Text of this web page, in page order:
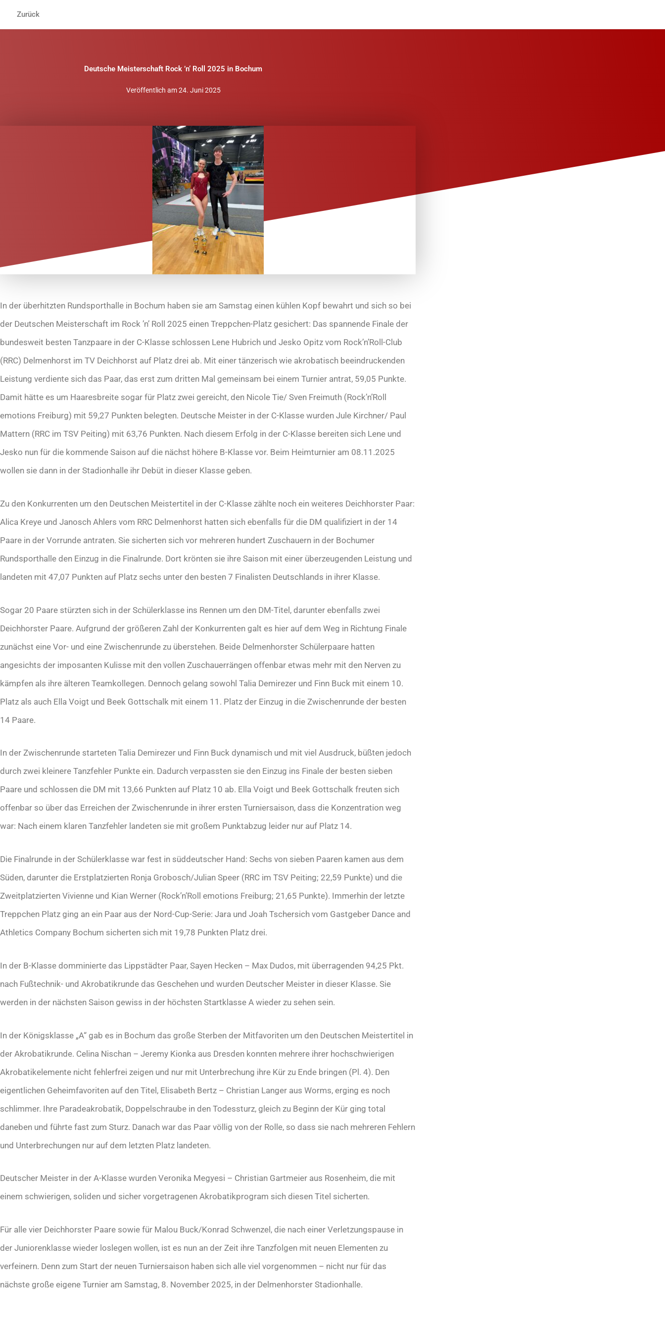
Inhalt
springen
Zurück
Deutsche Meisterschaft Rock ’n‘ Roll 2025 in Bochum
Veröffentlich am24. Juni 2025
In der überhitzten Rundsporthalle in Bochum haben sie am Samstag einen kühlen Kopf bewahrt und sich so bei
der Deutschen Meisterschaft im Rock ’n’ Roll 2025 einen Treppchen-Platz gesichert: Das spannende Finale der
bundesweit besten Tanzpaare in der C-Klasse schlossen Lene Hubrich und Jesko Opitz vom Rock’n’Roll-Club
(RRC) Delmenhorst im TV Deichhorst auf Platz drei ab. Mit einer tänzerisch wie akrobatisch beeindruckenden
Leistung verdiente sich das Paar, das erst zum dritten Mal gemeinsam bei einem Turnier antrat, 59,05 Punkte.
Damit hätte es um Haaresbreite sogar für Platz zwei gereicht, den Nicole Tie/ Sven Freimuth (Rock’n’Roll
emotions Freiburg) mit 59,27 Punkten belegten. Deutsche Meister in der C-Klasse wurden Jule Kirchner/ Paul
Mattern (RRC im TSV Peiting) mit 63,76 Punkten. Nach diesem Erfolg in der C-Klasse bereiten sich Lene und
Jesko nun für die kommende Saison auf die nächst höhere B-Klasse vor. Beim Heimturnier am 08.11.2025
wollen sie dann in der Stadionhalle ihr Debüt in dieser Klasse geben.
Zu den Konkurrenten um den Deutschen Meistertitel in der C-Klasse zählte noch ein weiteres Deichhorster Paar:
Alica Kreye und Janosch Ahlers vom RRC Delmenhorst hatten sich ebenfalls für die DM qualifiziert in der 14
Paare in der Vorrunde antraten. Sie sicherten sich vor mehreren hundert Zuschauern in der Bochumer
Rundsporthalle den Einzug in die Finalrunde. Dort krönten sie ihre Saison mit einer überzeugenden Leistung und
landeten mit 47,07 Punkten auf Platz sechs unter den besten 7 Finalisten Deutschlands in ihrer Klasse.
Sogar 20 Paare stürzten sich in der Schülerklasse ins Rennen um den DM-Titel, darunter ebenfalls zwei
Deichhorster Paare. Aufgrund der größeren Zahl der Konkurrenten galt es hier auf dem Weg in Richtung Finale
zunächst eine Vor- und eine Zwischenrunde zu überstehen. Beide Delmenhorster Schülerpaare hatten
angesichts der imposanten Kulisse mit den vollen Zuschauerrängen offenbar etwas mehr mit den Nerven zu
kämpfen als ihre älteren Teamkollegen. Dennoch gelang sowohl Talia Demirezer und Finn Buck mit einem 10.
Platz als auch Ella Voigt und Beek Gottschalk mit einem 11. Platz der Einzug in die Zwischenrunde der besten
14 Paare.
In der Zwischenrunde starteten Talia Demirezer und Finn Buck dynamisch und mit viel Ausdruck, büßten jedoch
durch zwei kleinere Tanzfehler Punkte ein. Dadurch verpassten sie den Einzug ins Finale der besten sieben
Paare und schlossen die DM mit 13,66 Punkten auf Platz 10 ab. Ella Voigt und Beek Gottschalk freuten sich
offenbar so über das Erreichen der Zwischenrunde in ihrer ersten Turniersaison, dass die Konzentration weg
war: Nach einem klaren Tanzfehler landeten sie mit großem Punktabzug leider nur auf Platz 14.
Die Finalrunde in der Schülerklasse war fest in süddeutscher Hand: Sechs von sieben Paaren kamen aus dem
Süden, darunter die Erstplatzierten Ronja Grobosch/Julian Speer (RRC im TSV Peiting; 22,59 Punkte) und die
Zweitplatzierten Vivienne und Kian Werner (Rock’n’Roll emotions Freiburg; 21,65 Punkte). Immerhin der letzte
Treppchen Platz ging an ein Paar aus der Nord-Cup-Serie: Jara und Joah Tschersich vom Gastgeber Dance and
Athletics Company Bochum sicherten sich mit 19,78 Punkten Platz drei.
In der B-Klasse domminierte das Lippstädter Paar, Sayen Hecken – Max Dudos, mit überragenden 94,25 Pkt.
nach Fußtechnik- und Akrobatikrunde das Geschehen und wurden Deutscher Meister in dieser Klasse. Sie
werden in der nächsten Saison gewiss in der höchsten Startklasse A wieder zu sehen sein.
In der Königsklasse „A“ gab es in Bochum das große Sterben der Mitfavoriten um den Deutschen Meistertitel in
der Akrobatikrunde. Celina Nischan – Jeremy Kionka aus Dresden konnten mehrere ihrer hochschwierigen
Akrobatikelemente nicht fehlerfrei zeigen und nur mit Unterbrechung ihre Kür zu Ende bringen (Pl. 4). Den
eigentlichen Geheimfavoriten auf den Titel, Elisabeth Bertz – Christian Langer aus Worms, erging es noch
schlimmer. Ihre Paradeakrobatik, Doppelschraube in den Todessturz, gleich zu Beginn der Kür ging total
daneben und führte fast zum Sturz. Danach war das Paar völlig von der Rolle, so dass sie nach mehreren Fehlern
und Unterbrechungen nur auf dem letzten Platz landeten.
Deutscher Meister in der A-Klasse wurden Veronika Megyesi – Christian Gartmeier aus Rosenheim, die mit
einem schwierigen, soliden und sicher vorgetragenen Akrobatikprogram sich diesen Titel sicherten.
Für alle vier Deichhorster Paare sowie für Malou Buck/Konrad Schwenzel, die nach einer Verletzungspause in
der Juniorenklasse wieder loslegen wollen, ist es nun an der Zeit ihre Tanzfolgen mit neuen Elementen zu
verfeinern. Denn zum Start der neuen Turniersaison haben sich alle viel vorgenommen – nicht nur für das
nächste große eigene Turnier am Samstag, 8. November 2025, in der Delmenhorster Stadionhalle.